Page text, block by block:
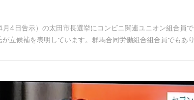
4日告示）の太田市長選挙にコンビニ関連ユニオン組合員
が立候補を表明しています。群馬合同労働組合組合員でも